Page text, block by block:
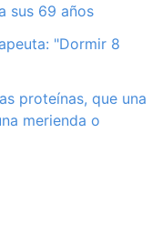
sus 69 años
"Dormir 8
proteínas, que una
merienda o